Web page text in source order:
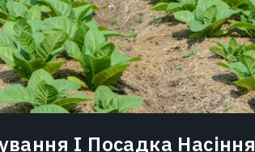
І Посадка Насіння